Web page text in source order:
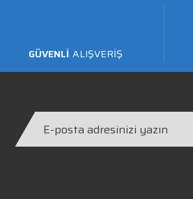
GÜVENLİ ALIŞVERİŞ